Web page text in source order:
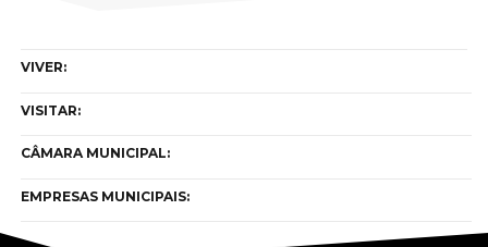
VIVER:
VISITAR:
CÂMARA MUNICIPAL:
EMPRESAS MUNICIPAIS: